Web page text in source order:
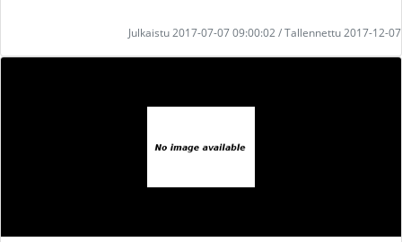
Julkaistu 2017-07-07 09:00:02 / Tallennettu 2017-12-07